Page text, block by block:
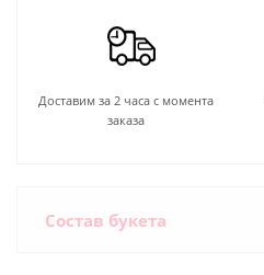
Доставим за 2 часа с момента
заказа
Состав букета